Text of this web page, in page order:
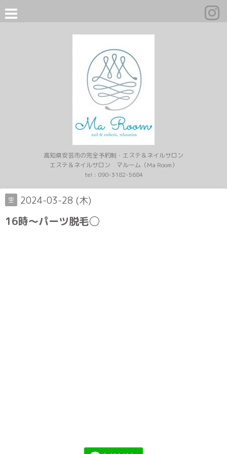
高知県安芸市の完全予約制・エステ＆ネイルサロン
エステ＆ネイルサロン マルーム（Ma Room）
tel : 090-3182-5684
空 2024-03-28 (木)
16時〜パーツ脱毛◯